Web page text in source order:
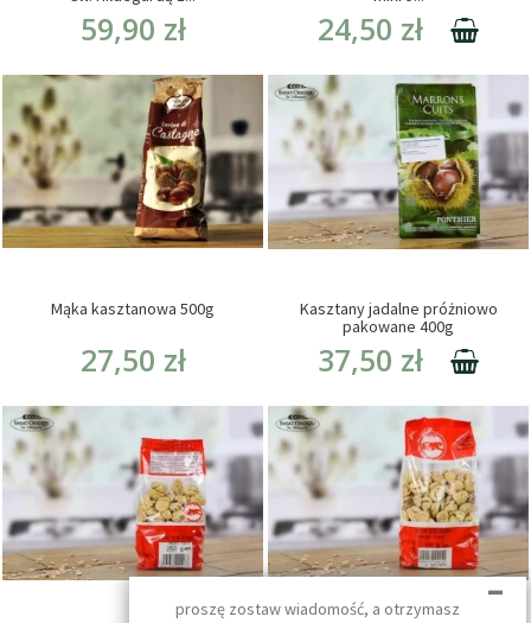
59,90 zł 24,50 zł
Mąka kasztanowa 500g
27,50 zł
Kasztany jadalne próżniowo
pakowane 400g
37,50 zł
-
proszę zostaw wiadomość, a otrzymasz